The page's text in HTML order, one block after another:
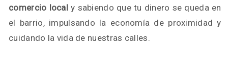
comercio local y sabiendo que tu dinero se queda en
el barrio, impulsando la economía de proximidad y
cuidando la vida de nuestras calles.